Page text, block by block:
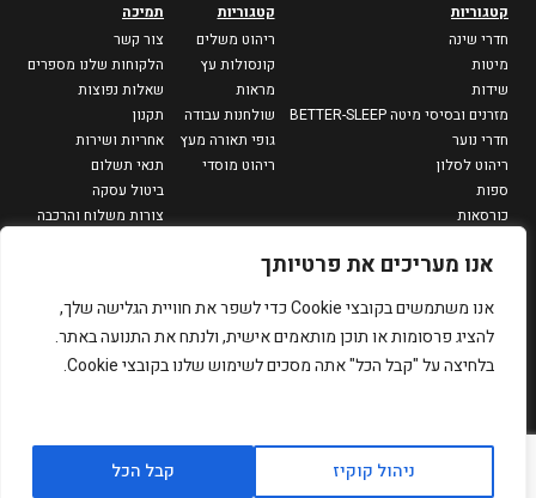
אנו מעריכים את פרטיותך
אנו משתמשים בקובצי Cookie כדי לשפר את חוויית הגלישה שלך,
להציג פרסומות או תוכן מותאמים אישית, ולנתח את התנועה באתר.
בלחיצה על "קבל הכל" אתה מסכים לשימוש שלנו בקובצי Cookie.
ניהול קוקיז קבל הכל
קטגוריות
חדרי שינה
מיטות
שידות
מזרנים ובסיסי מיטה BETTER-SLEEP
חדרי נוער
ריהוט לסלון
ספות
כורסאות
שולחנות סלון
פינות אוכל
שולחנות אוכל
כיסאות
קטגוריות
ריהוט משלים
קונסולות עץ
מראות
שולחנות עבודה
גופי תאורה מעץ
ריהוט מוסדי
תמיכה
צור קשר
הלקוחות שלנו מספרים
שאלות נפוצות
תקנון
אחריות ושירות
תנאי תשלום
ביטול עסקה
צורות משלוח והרכבה
כל הזכויות שמורות ל-
designed by PROPAGANDA
Dmitry Kagan